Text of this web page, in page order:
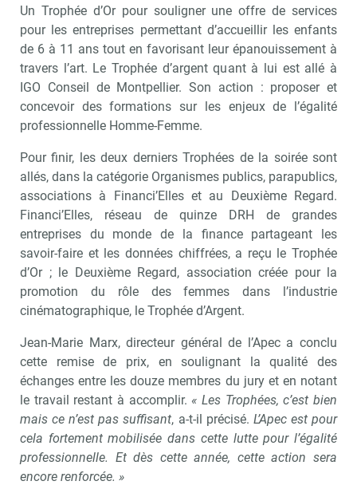
Un Trophée d’Or pour souligner une offre de services
pour les entreprises permettant d’accueillir les enfants
de 6 à 11 ans tout en favorisant leur épanouissement à
travers l’art. Le Trophée d’argent quant à lui est allé à
IGO Conseil de Montpellier. Son action : proposer et
concevoir des formations sur les enjeux de l’égalité
professionnelle Homme-Femme.
Pour finir, les deux derniers Trophées de la soirée sont
allés, dans la catégorie Organismes publics, parapublics,
associations à Financi’Elles et au Deuxième Regard.
Financi’Elles, réseau de quinze DRH de grandes
entreprises du monde de la finance partageant les
savoir-faire et les données chiffrées, a reçu le Trophée
d’Or ; le Deuxième Regard, association créée pour la
promotion du rôle des femmes dans l’industrie
cinématographique, le Trophée d’Argent.
Jean-Marie Marx, directeur général de l’Apec a conclu
cette remise de prix, en soulignant la qualité des
échanges entre les douze membres du jury et en notant
le travail restant à accomplir. « Les Trophées, c’est bien
mais ce n’est pas suffisant, a-t-il précisé. L’Apec est pour
cela fortement mobilisée dans cette lutte pour l’égalité
professionnelle. Et dès cette année, cette action sera
encore renforcée. »
Recevoir RH MatinAbonnez-
Valider
Non merci, je reçois déjà
!
Je déciderai plus
tard